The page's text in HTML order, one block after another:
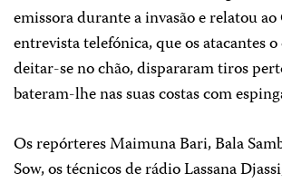
emissora durante a invasão e relatou ao
entrevista telefónica, que os atacantes
deitar-se no chão, dispararam tiros
bateram-lhe nas suas costas com
Os repórteres Maimuna Bari, Bala
Sow, os técnicos de rádio Lassana